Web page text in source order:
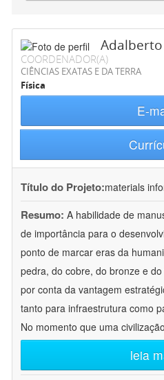
Adalberto
COORDENADOR(A)
CIÊNCIAS EXATAS E DA TERRA
Física
E-
Título do Projeto:materials
Resumo: A habilidade de
de importância para o
ponto de marcar eras da
pedra, do cobre, do bronze e
por conta da vantagem
tanto para infraestrutura como
No momento que uma
leia